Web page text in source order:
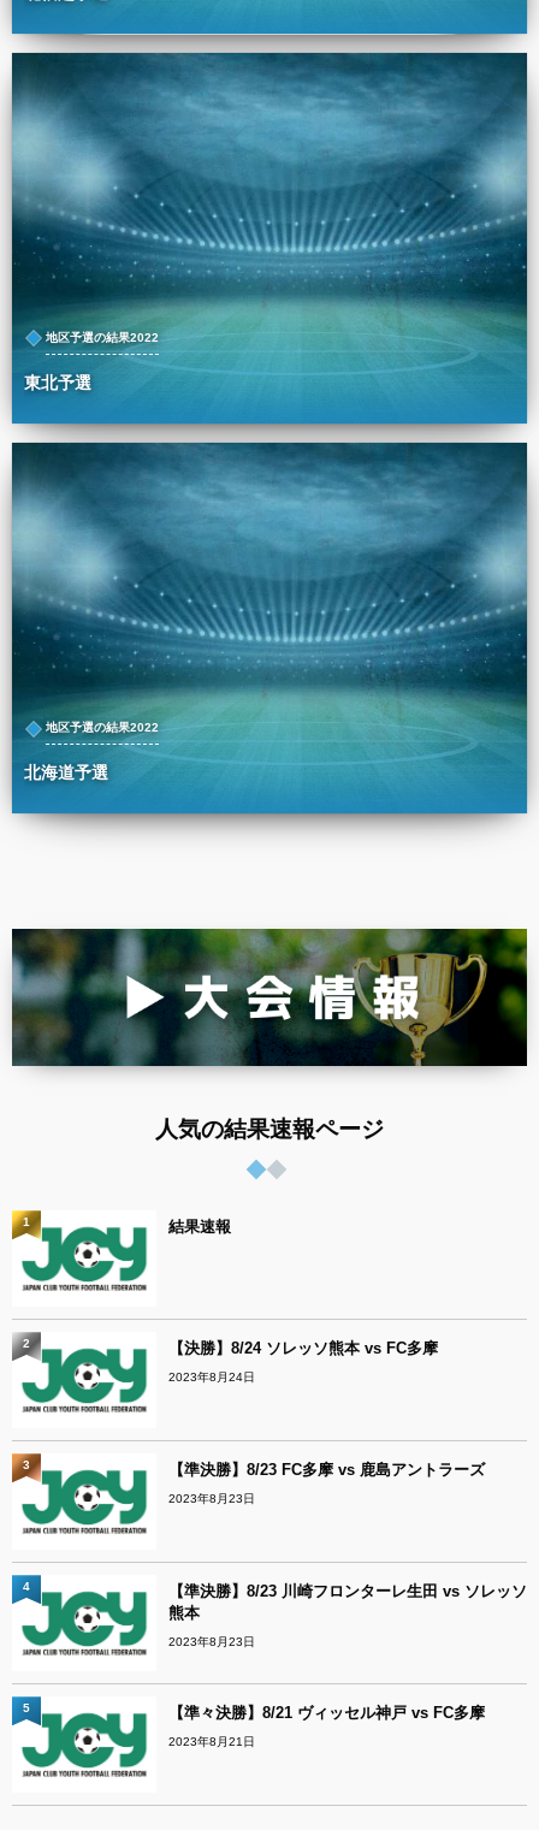
地区予選の結果2022
東北予選
地区予選の結果2022
北海道予選
人気の結果速報ページ
結果速報
1
【決勝】8/24 ソレッソ熊本 vs FC多摩
2023年8月24日
2
【準決勝】8/23 FC多摩 vs 鹿島アントラーズ
2023年8月23日
3
【準決勝】8/23 川崎フロンターレ生田 vs ソレッソ
熊本
2023年8月23日
4
【準々決勝】8/21 ヴィッセル神戸 vs FC多摩
2023年8月21日
5